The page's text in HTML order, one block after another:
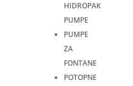
HIDROPAK
PUMPE
PUMPE
ZA
FONTANE
POTOPNE